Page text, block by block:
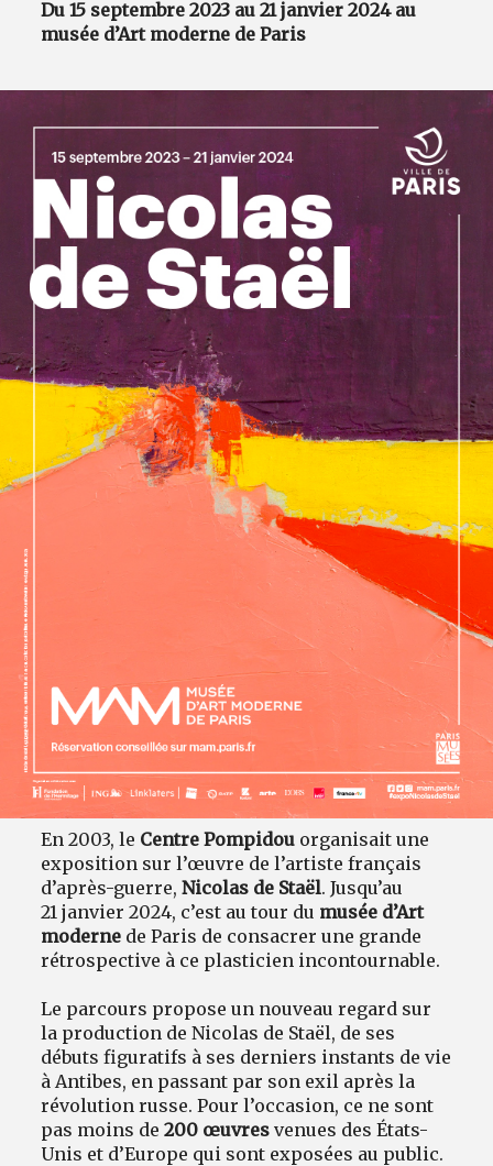
Du 15 septembre 2023 au 21 janvier 2024 au
musée d’Art moderne de Paris
En 2003, le Centre Pompidou organisait une
exposition sur l’œuvre de l’artiste français
d’après-guerre,Nicolas de Staël. Jusqu’au
21 janvier 2024, c’est au tour du musée d’Art
moderne de Paris de consacrer une grande
rétrospective à ce plasticien incontournable.
Le parcours propose un nouveau regard sur
la production de Nicolas de Staël, de ses
débuts figuratifs à ses derniers instants de vie
à Antibes, en passant par son exil après la
révolution russe. Pour l’occasion, ce ne sont
pas moins de200 œuvresvenues des États-
Unis et d’Europe qui sont exposées au public.